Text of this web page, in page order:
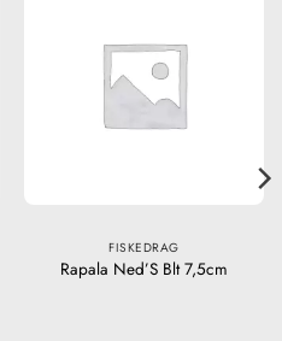
FISKEDRAG
Rapala Ned’S Blt 7,5cm